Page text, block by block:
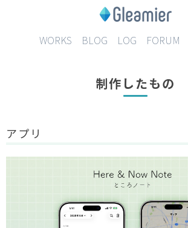
WORKS BLOG LOG FORUM
制作したもの
アプリ